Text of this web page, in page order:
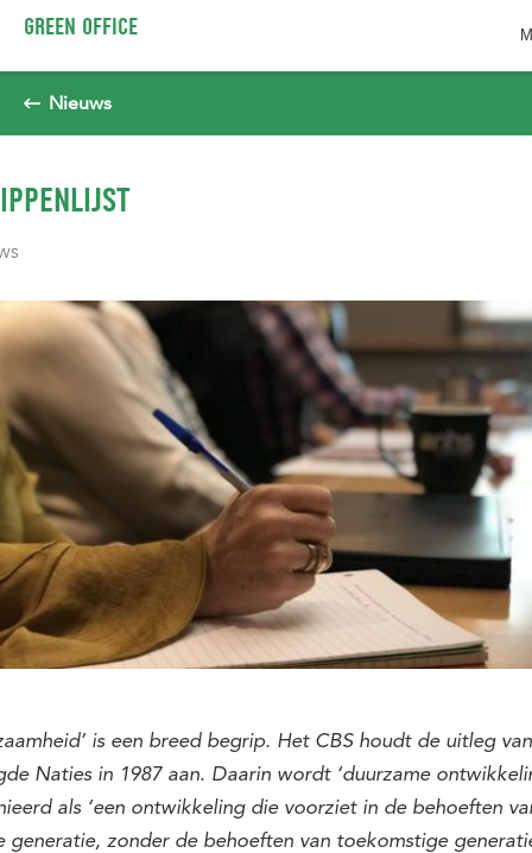
Spring naar pagina inhoud
GREEN OFFICE
Nieuws
is een breed begrip. Het CBS houdt de uitleg
Naties in 1987 aan. Daarin wordt ‘duurzame
als ‘een ontwikkeling die voorziet in de behoeften
generatie, zonder de behoeften van toekomstige